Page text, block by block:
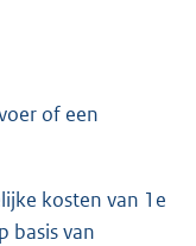
of een
kosten van 1e
basis van